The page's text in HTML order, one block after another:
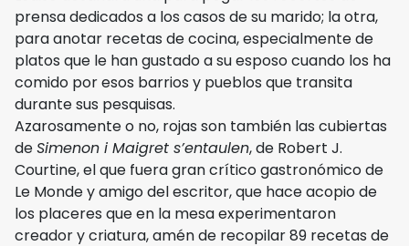
prensa dedicados a los casos de su marido; la otra,
para anotar recetas de cocina, especialmente de
platos que le han gustado a su esposo cuando los ha
comido por esos barrios y pueblos que transita
durante sus pesquisas.
Azarosamente o no, rojas son también las cubiertas
deSimenon i Maigret s’entaulen, de Robert J.
Courtine, el que fuera gran crítico gastronómico de
Le Monde y amigo del escritor, que hace acopio de
los placeres que en la mesa experimentaron
creador y criatura, amén de recopilar 89 recetas de